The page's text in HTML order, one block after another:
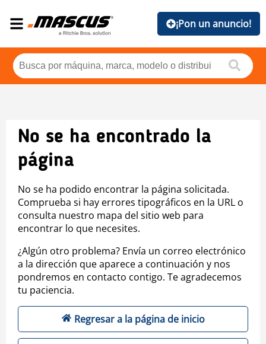
¡Pon un anuncio!
No se ha encontrado la
página
No se ha podido encontrar la página solicitada.
Comprueba si hay errores tipográficos en la URL o
consulta nuestro mapa del sitio web para
encontrar lo que necesites.
¿Algún otro problema? Envía un correo electrónico
a la dirección que aparece a continuación y nos
pondremos en contacto contigo. Te agradecemos
tu paciencia.
Regresar a la página de inicio